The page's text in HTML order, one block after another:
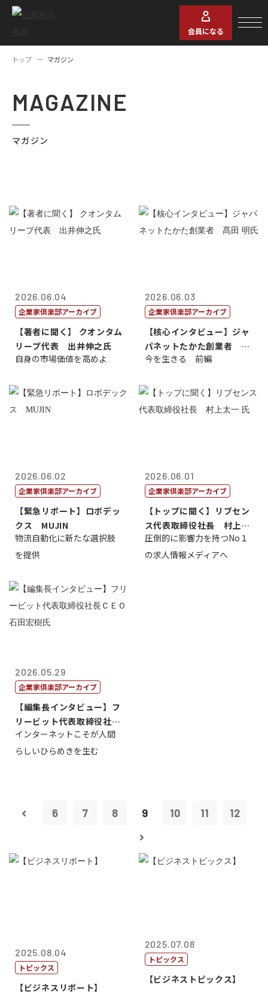
会員になる
トップ マガジン
MAGAZINE
マガジン
2026.06.04
企業家倶楽部アーカイブ
【著者に聞く】 クオンタム
リープ代表 出井伸之氏
自身の市場価値を高めよ
2026.06.03
企業家倶楽部アーカイブ
【核心インタビュー】ジャ
パネットたかた創業者 髙
田 明氏
今を生きる 前編
2026.06.02
企業家倶楽部アーカイブ
【緊急リポート】ロボデッ
クス MUJIN
物流自動化に新たな選択肢
を提供
2026.06.01
企業家倶楽部アーカイブ
【トップに聞く】リブセン
ス代表取締役社長 村上太
一 氏
圧倒的に影響力を持つNo１
の求人情報メディアへ
2026.05.29
企業家倶楽部アーカイブ
【編集長インタビュー】フ
リービット代表取締役社長
ＣＥＯ 石田...
インターネットこそが人間
らしいひらめきを生む
6 7 8 9 10 11 12
2025.08.04
トピックス
【ビジネスリポート】
2025.07.08
トピックス
【ビジネストピックス】